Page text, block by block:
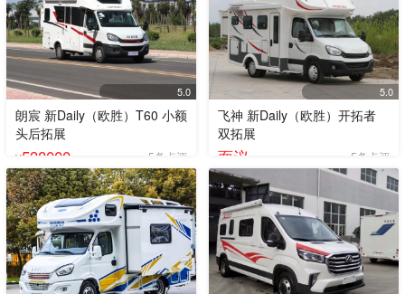
5.0
朗宸 新Daily（欧胜）T60 小额
头后拓展
¥538000 5条点评
5.0
飞神 新Daily（欧胜）开拓者
双拓展
面议 5条点评